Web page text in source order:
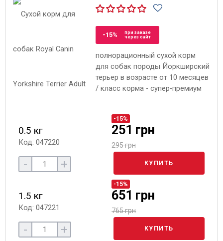
-15%
при заказе
через сайт
полнорационный сухой корм
для собак породы Йоркширский
терьер в возрасте от 10 месяцев
/ класс корма - супер-премиум
0.5 кг
Код: 047220
-15%
251 грн
295 грн
- + КУПИТЬ
1.5 кг
Код: 047221
-15%
651 грн
765 грн
- + КУПИТЬ